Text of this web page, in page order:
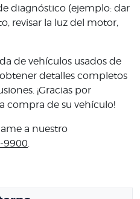
diagnóstico (ejemplo: dar
revisar la luz del motor,
de vehículos usados ​​de
detalles completos
¡Gracias por
compra de su vehículo!
a nuestro
9900.